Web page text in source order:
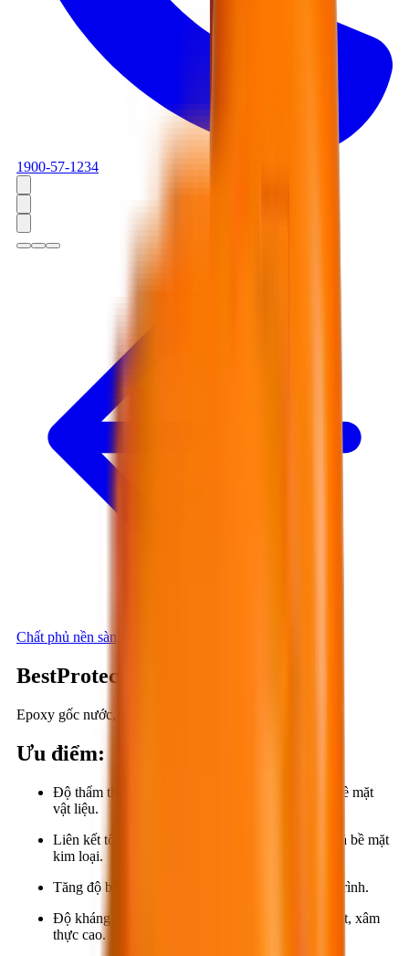
1900-57-1234
Chất phủ nền sàn
BestProtect EP712
Epoxy gốc nước, 2 thành phần
Ưu điểm:
Độ thẩm thấu cao nên dễ chui sâu vào bên trong bề mặt
vật liệu.
Liên kết tốt với các bề mặt vật liệu xây dựng, kể cả bề mặt
kim loại.
Tăng độ bóng, độ thẩm mỹ và tăng tuổi thọ công trình.
Độ kháng mài mòn cơ học, kháng ăn mòn hóa chất, xâm
thực cao.